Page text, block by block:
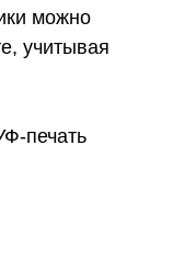
можно
учитывая
печать